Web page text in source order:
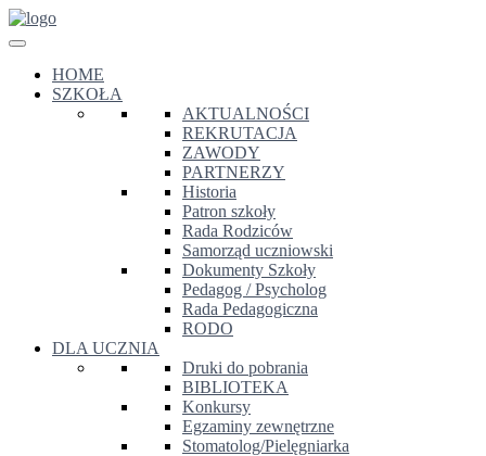
HOME
SZKOŁA
AKTUALNOŚCI
REKRUTACJA
ZAWODY
PARTNERZY
Historia
Patron szkoły
Rada Rodziców
Samorząd uczniowski
Dokumenty Szkoły
Pedagog / Psycholog
Rada Pedagogiczna
RODO
DLA UCZNIA
Druki do pobrania
BIBLIOTEKA
Konkursy
Egzaminy zewnętrzne
Stomatolog/Pielęgniarka